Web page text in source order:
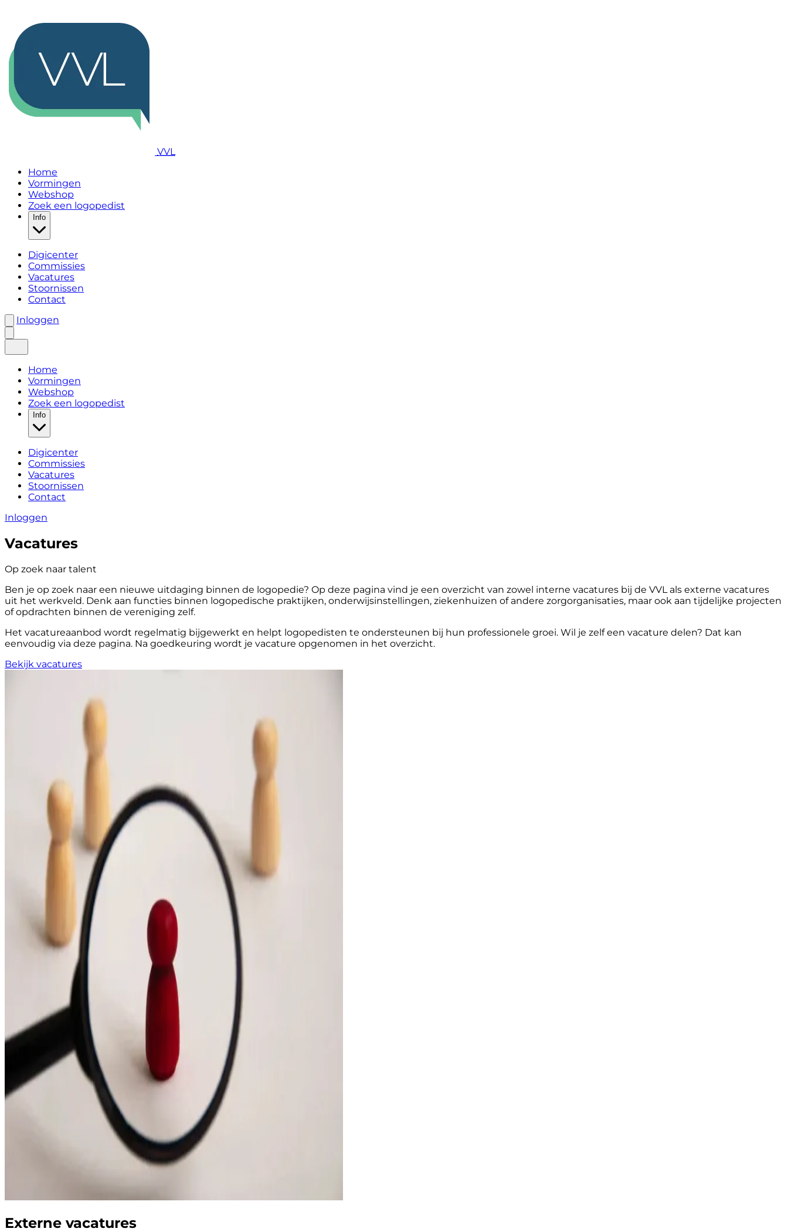
VVL
Home
Vormingen
Webshop
Zoek een logopedist
Info
Digicenter
Commissies
Vacatures
Stoornissen
Contact
Inloggen
Home
Vormingen
Webshop
Zoek een logopedist
Info
Digicenter
Commissies
Vacatures
Stoornissen
Contact
Inloggen
Vacatures
Op zoek naar talent
Ben je op zoek naar een nieuwe uitdaging binnen de logopedie? Op deze pagina vind je een overzicht van zowel interne vacatures bij de VVL als externe vacatures
uit het werkveld. Denk aan functies binnen logopedische praktijken, onderwijsinstellingen, ziekenhuizen of andere zorgorganisaties, maar ook aan tijdelijke projecten
of opdrachten binnen de vereniging zelf.
Het vacatureaanbod wordt regelmatig bijgewerkt en helpt logopedisten te ondersteunen bij hun professionele groei. Wil je zelf een vacature delen? Dat kan
eenvoudig via deze pagina. Na goedkeuring wordt je vacature opgenomen in het overzicht.
Bekijk vacatures
Externe vacatures